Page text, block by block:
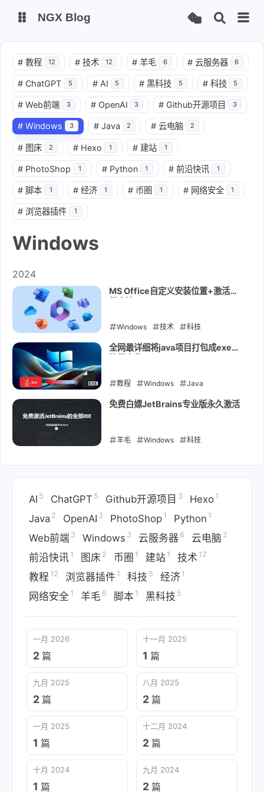
Status Qexo
备用链接 Code-Server
NGX Blog
# 教程 12 # 技术 12 # 羊毛 6 # 云服务器 6
# ChatGPT 5 # AI 5 # 黑科技 5 # 科技 5
# Web前端 3 # OpenAI 3 # Github开源项目 3
# Windows 3 # Java 2 # 云电脑 2
# 图床 2 # Hexo 1 # 建站 1
# PhotoShop 1 # Python 1 # 前沿快讯 1
# 脚本 1 # 经济 1 # 币圈 1 # 网络安全 1
# 浏览器插件 1
Windows
2024
MS Office自定义安装位置+激活详
Windows 技术 科技
2024-12-07
全网最详细将java项目打包成exe可
教程 Windows Java
2024-08-23
免费白嫖JetBrains专业版永久激活
羊毛 Windows 科技
AI 5 ChatGPT 5 Github开源项目 3 Hexo 1
Java 2 OpenAI 3 PhotoShop 1 Python 1
Web前端 3 Windows 3 云服务器 6 云电脑 2
前沿快讯 1 图床 2 币圈 1 建站 1 技术 12
教程 12 浏览器插件 1 科技 5 经济 1
网络安全 1 羊毛 6 脚本 1 黑科技 5
一月 2026
2 篇
十一月 2025
1 篇
九月 2025
2 篇
八月 2025
2 篇
一月 2025
1 篇
十二月 2024
2 篇
十月 2024
1 篇
九月 2024
2 篇